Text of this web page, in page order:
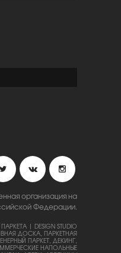
организация на
Федерации.
| DESIGN STUDIO
ДОСКА, ПАРКЕТНАЯ
ПАРКЕТ, ДЕКИНГ,
НАПОЛЬНЫЕ